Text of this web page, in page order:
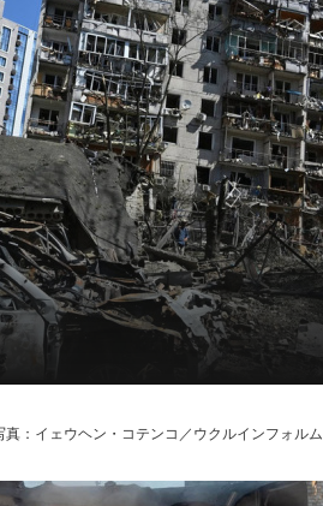
：イェウヘン・コテンコ／ウクルインフォルム